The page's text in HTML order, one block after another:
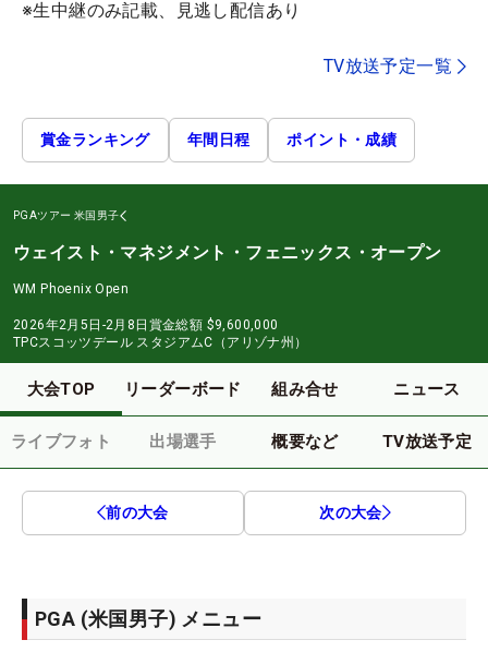
※生中継のみ記載、見逃し配信あり
TV放送予定一覧
賞金ランキング 年間日程 ポイント・成績
PGAツアー 米国男子
ウェイスト・マネジメント・フェニックス・オープン
WM Phoenix Open
2026年2月5日-2月8日 賞金総額 $9,600,000
TPCスコッツデール スタジアムC（アリゾナ州）
大会TOP リーダーボード 組み合せ ニュース
ライブフォト 出場選手 概要など TV放送予定
前の大会 次の大会
PGA (米国男子) メニュー